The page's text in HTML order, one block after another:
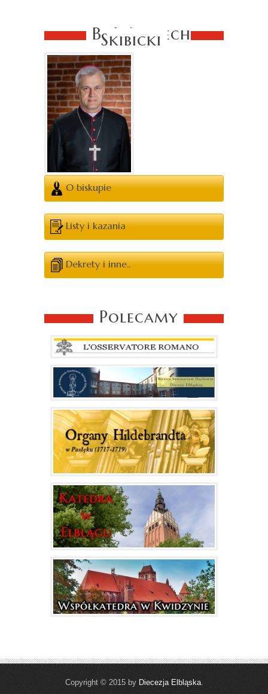
Bp Wojciech
Skibicki
O biskupie
Listy i kazania
Dekrety i inne..
Polecamy
Copyright © 2015 by Diecezja Elbląska.